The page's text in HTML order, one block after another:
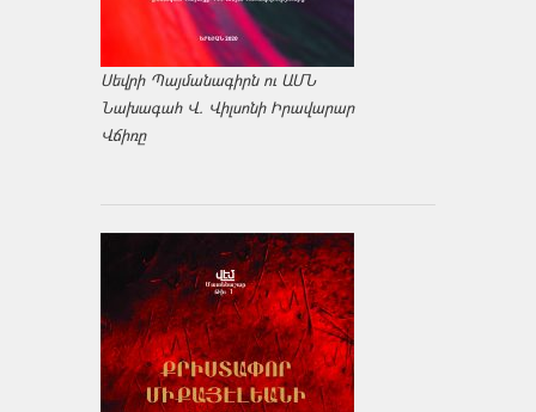
Սեվրի Պայմանագիրն ու ԱՄՆ
Նախագահ Վ. Վիլսոնի Իրավարար
Վճիռը